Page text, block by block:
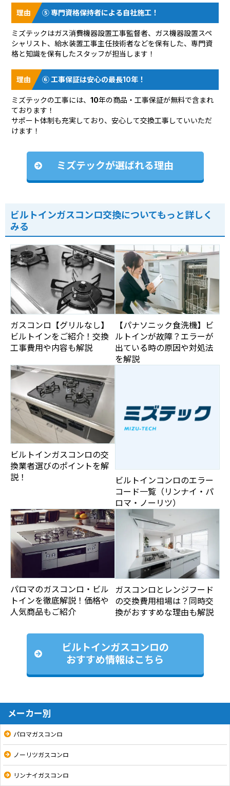
⑤ 専門資格保持者による自社施工！
ミズテックはガス消費機器設置工事監督者、ガス機器設置スペ
シャリスト、給水装置工事主任技術者などを保有した、専門資
格と知識を保有したスタッフが担当します！
⑥ 工事保証は安心の最長10年！
ミズテックの工事には、10年の商品・工事保証が無料で含まれ
ております！
サポート体制も充実しており、安心して交換工事していいただ
けます！
ミズテックが選ばれる理由
ビルトインガスコンロ交換についてもっと詳しく
みる
ガスコンロ【グリルなし】
ビルトインをご紹介！交換
工事費用や内容も解説
【パナソニック食洗機】ビ
ルトインが故障？エラーが
出ている時の原因や対処法
を解説
ビルトインガスコンロの交
換業者選びのポイントを解
説！
ビルトインコンロのエラー
コード一覧（リンナイ・パ
ロマ・ノーリツ）
パロマのガスコンロ・ビル
トインを徹底解説！価格や
人気商品もご紹介
ガスコンロとレンジフード
の交換費用相場は？同時交
換がおすすめな理由も解説
ビルトインガスコンロの
おすすめ情報はこちら
メーカー別
パロマガスコンロ
ノーリツガスコンロ
リンナイガスコンロ